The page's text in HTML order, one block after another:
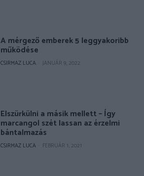
A mérgező emberek 5 leggyakoribb
működése
CSIRMAZ LUCA JANUÁR 9, 2022
Elszürkülni a másik mellett – Így
marcangol szét lassan az érzelmi
bántalmazás
CSIRMAZ LUCA FEBRUÁR 1, 2021